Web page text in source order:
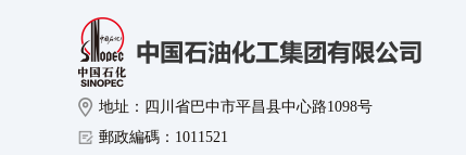
地址：四川省巴中市平昌县中心路1098号
郵政編碼：1011521